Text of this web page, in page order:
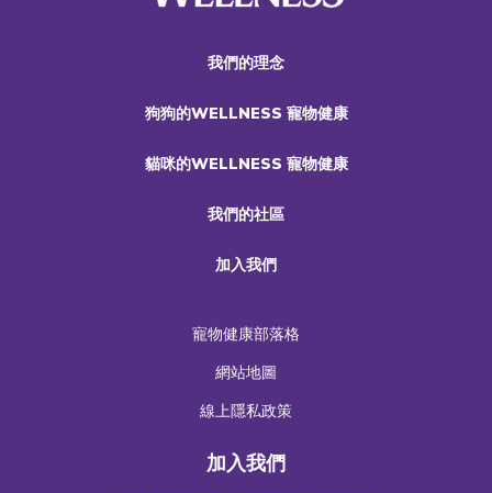
我們的理念
狗狗的WELLNESS 寵物健康
貓咪的WELLNESS 寵物健康
我們的社區
加入我們
寵物健康部落格
網站地圖
線上隱私政策
加入我們